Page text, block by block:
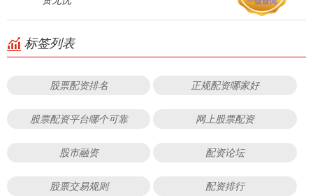
标签列表
股票配资排名 正规配资哪家好
股票配资平台哪个可靠 网上股票配资
股市融资 配资论坛
股票交易规则 配资排行